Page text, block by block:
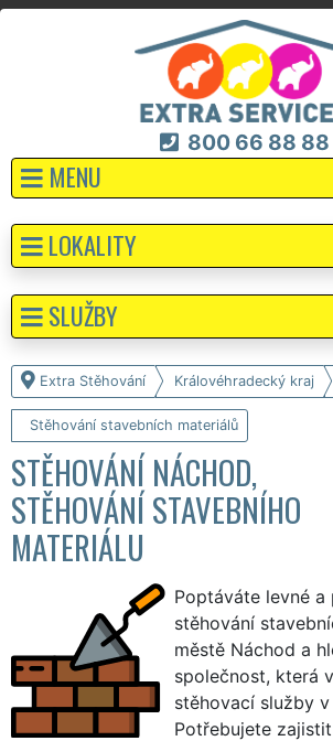
800 66 88 88
MENU
Extra Stěhování Královéhradecký kraj
Stěhování stavebních materiálů
STĚHOVÁNÍ NÁCHOD,
STĚHOVÁNÍ STAVEBNÍHO
MATERIÁLU
Poptáváte levné a
stěhování
městě Náchod a
společnost, která
stěhovací služby
Potřebujete
LOKALITY
SLUŽBY